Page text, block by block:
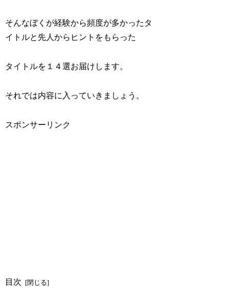
そんなぼくが経験から頻度が多かったタ
イトルと先人からヒントをもらった
タイトルを１４選お届けします。
それでは内容に入っていきましょう。
スポンサーリンク
目次